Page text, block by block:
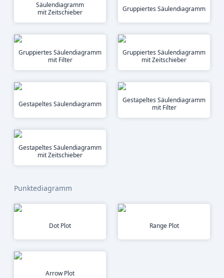
Säulendiagramm
mit Zeitschieber
Gruppiertes Säulendiagramm
Gruppiertes Säulendiagramm
mit Filter
Gruppiertes Säulendiagramm
mit Zeitschieber
Gestapeltes Säulendiagramm
Gestapeltes Säulendiagramm
mit Filter
Gestapeltes Säulendiagramm
mit Zeitschieber
Punktediagramm
Dot Plot Range Plot
Arrow Plot